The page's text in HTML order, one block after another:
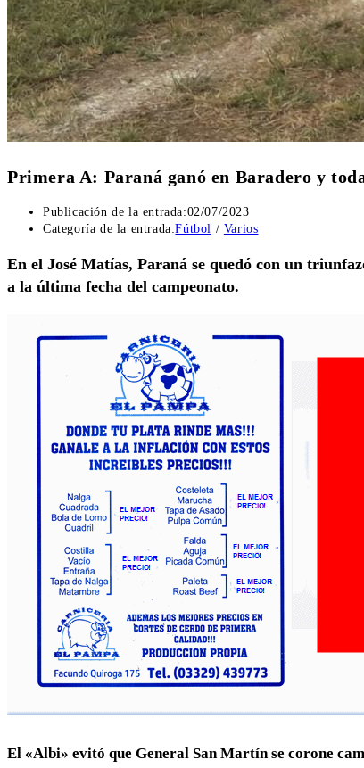
Primera A: Paraná ganó en Baradero y
Publicación de la entrada:02/07/2023
Categoría de la entrada:Fútbol / Varios
En el José Matías, Paraná se quedó con un
a la última fecha del campeonato.
El «Albi» evitó que General San Martín se corone